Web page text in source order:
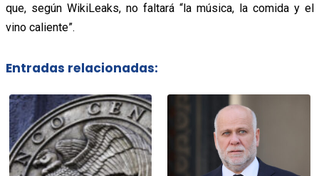
que, según WikiLeaks, no faltará “la música, la comida y el
vino caliente”.
Entradas relacionadas: